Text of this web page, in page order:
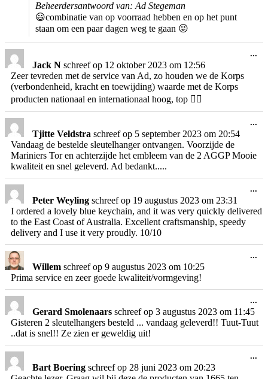
Beheerdersantwoord van: Ad Stegeman
😃combinatie van op voorraad hebben en op het punt
staan om een paar dagen weg te gaan 😜
Jack N schreef op 12 oktober 2023 om 12:56
Zeer tevreden met de service van Ad, zo houden we de Korps
(verbondenheid, kracht en toewijding) waarde met de Korps
producten nationaal en internationaal hoog, top 👍🏻
...
Tjitte Veldstra schreef op 5 september 2023 om 20:54
Vandaag de bestelde sleutelhanger ontvangen. Voorzijde de
Mariniers Tor en achterzijde het embleem van de 2 AGGP Mooie
kwaliteit en snel geleverd. Ad bedankt.....
...
Peter Weyling schreef op 19 augustus 2023 om 23:31
I ordered a lovely blue keychain, and it was very quickly delivered
to the East Coast of Australia. Excellent craftsmanship, speedy
delivery and I use it very proudly. 10/10
...
Willem schreef op 9 augustus 2023 om 10:25
Prima service en zeer goede kwaliteit/vormgeving!
...
Gerard Smolenaars schreef op 3 augustus 2023 om 11:45
Gisteren 2 sleutelhangers besteld ... vandaag geleverd!! Tuut-Tuut
..dat is snel!! Ze zien er geweldig uit!
...
Bart Boering schreef op 28 juni 2023 om 20:23
...